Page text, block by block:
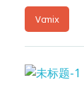
Vcmix